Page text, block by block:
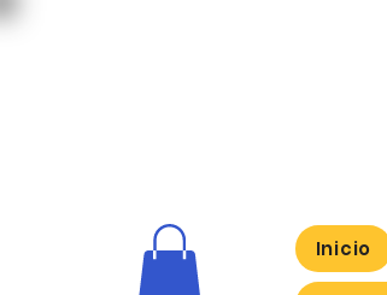
Inicio